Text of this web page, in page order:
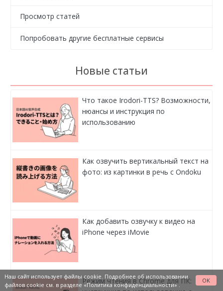
Просмотр статей
Попробовать другие бесплатные сервисы
Новые статьи
Что такое Irodori-TTS? Возможности,
нюансы и инструкция по
использованию
Как озвучить вертикальный текст на
фото: из картинки в речь с Ondoku
Как добавить озвучку к видео на
iPhone через iMovie
Режим чтения в Chrome для ПК:
Наш сайт использует файлы cookie. Подробнее об использовании
файлов cookie см. в разделе«Политика конфиденциальности».
OK